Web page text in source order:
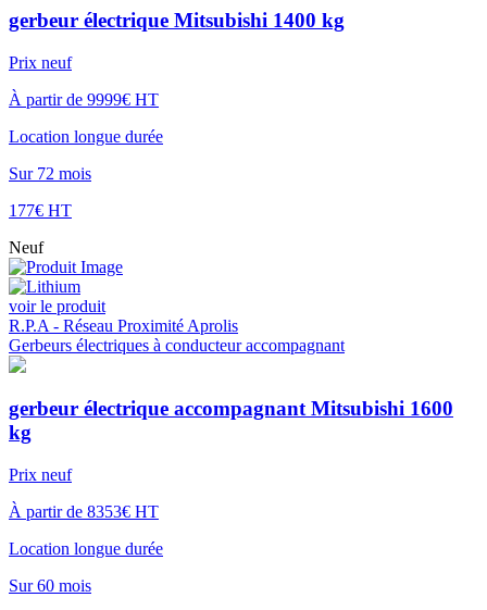
gerbeur électrique Mitsubishi 1400 kg
Prix neuf
À partir de 9999€ HT
Location longue durée
Sur 72 mois
177€ HT
Neuf
voir le produit
R.P.A - Réseau Proximité Aprolis
Gerbeurs électriques à conducteur accompagnant
gerbeur électrique accompagnant Mitsubishi 1600
kg
Prix neuf
À partir de 8353€ HT
Location longue durée
Sur 60 mois